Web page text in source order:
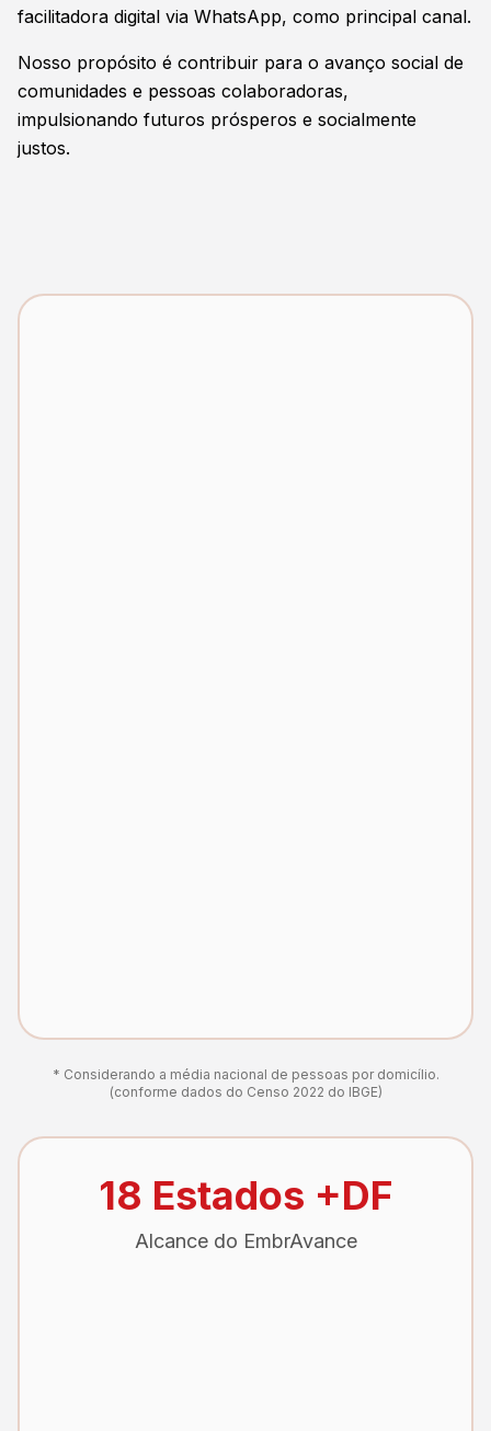
facilitadora digital via WhatsApp, como principal canal.
Nosso propósito é contribuir para o avanço social de
comunidades e pessoas colaboradoras,
impulsionando futuros prósperos e socialmente
justos.
* Considerando a média nacional de pessoas por domicílio.
(conforme dados do Censo 2022 do IBGE)
18 Estados +DF
Alcance do EmbrAvance